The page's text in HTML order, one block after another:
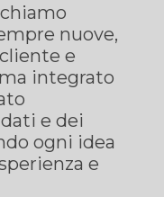
nuove,
e
integrato
e dei
ogni idea
e